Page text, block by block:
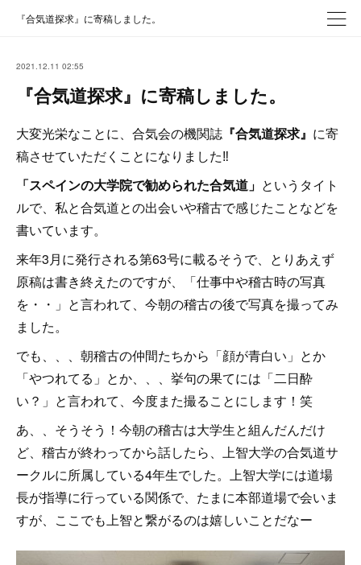
『合気道探求』に寄稿しました。
2021.12.11 02:55
『合気道探求』に寄稿しました。
大変光栄なことに、合気会の機関誌 『合気道探求』 に寄
稿させていただくことになりました‼️
「スペインの大学院で勧められた合気道」 というタイト
ルで、私と合気道との出会いや稽古で感じたことなどを
書いています。
来年3月に発行される第63号に載るそうで、とりあえず
原稿は書き終えたのですが、「仕事中や稽古時の写真
を・・」と言われて、今朝の稽古の後で写真を撮ってみ
ました。
でも、、、朝稽古の仲間たちから「顔が青白い」とか
「やつれてる」とか、、、挙句の果てには「二日酔
い？」と言われて、今度また撮ることにします！笑
あ、、そうそう！今朝の稽古は大学生と組んだんだけ
ど、稽古が終わってから話したら、上智大学の合気道サ
ークルに所属している4年生でした。上智大学には道場
長が指導に行っている関係で、たまに本部道場で会いま
すが、ここでも上智と繋がるのは嬉しいことだなー